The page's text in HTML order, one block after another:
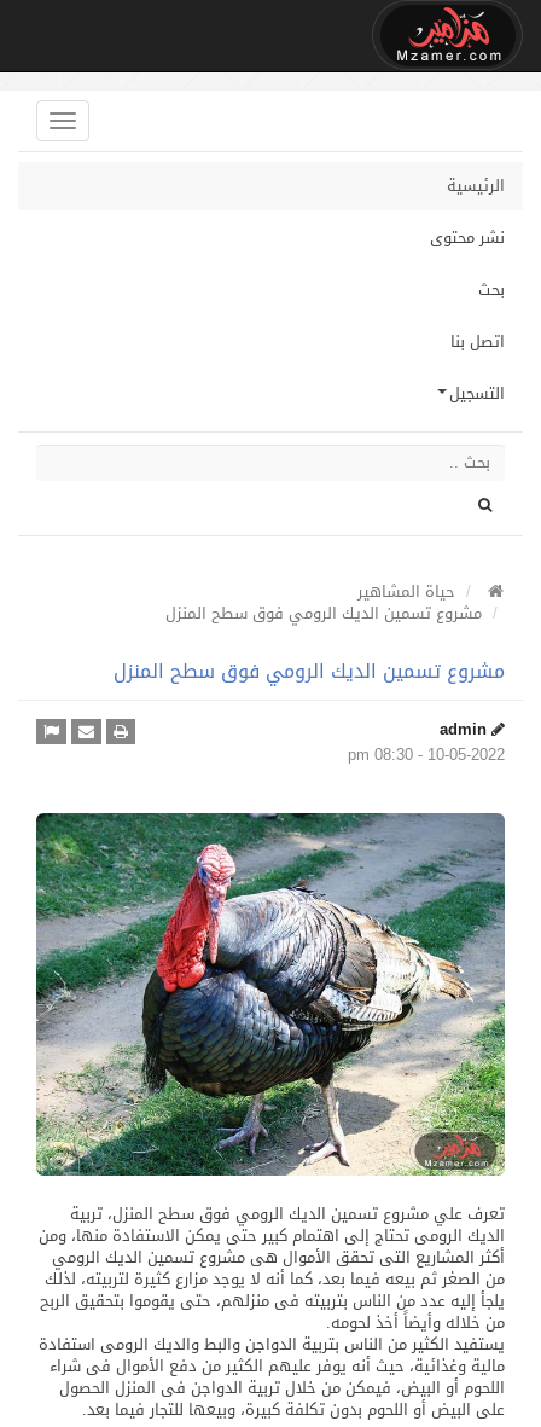
الرئيسية
نشر محتوى
بحث
اتصل بنا
التسجيل
حياة المشاهير
مشروع تسمين الديك الرومي فوق سطح المنزل
مشروع تسمين الديك الرومي فوق سطح المنزل
admin
10-05-2022 - 08:30 pm
تعرف علي مشروع تسمين الديك الرومي فوق سطح المنزل، تربية
الديك الرومى تحتاج إلى اهتمام كبير حتى يمكن الاستفادة منها، ومن
أكثر المشاريع التى تحقق الأموال هى مشروع تسمين الديك الرومي
من الصغر ثم بيعه فيما بعد، كما أنه لا يوجد مزارع كثيرة لتربيته، لذلك
يلجأ إليه عدد من الناس بتربيته فى منزلهم، حتى يقوموا بتحقيق الربح
من خلاله وأيضاً أخذ لحومه.
يستفيد الكثير من الناس بتربية الدواجن والبط والديك الرومى استفادة
مالية وغذائية، حيث أنه يوفر عليهم الكثير من دفع الأموال فى شراء
اللحوم أو البيض، فيمكن من خلال تربية الدواجن فى المنزل الحصول
على البيض أو اللحوم بدون تكلفة كبيرة، وبيعها للتجار فيما بعد.